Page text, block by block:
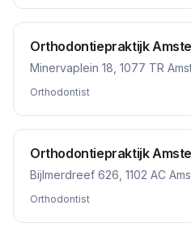
Orthodontiepraktijk
Minervaplein 18, 1077 TR
Orthodontist
Orthodontiepraktijk
Bijlmerdreef 626, 1102 AC
Orthodontist